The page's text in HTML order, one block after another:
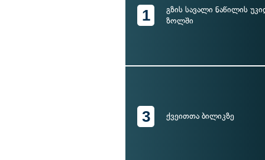
1
გზის სავალი ნაწილის
ზოლში
3 ქვეითთა ბილიკზე